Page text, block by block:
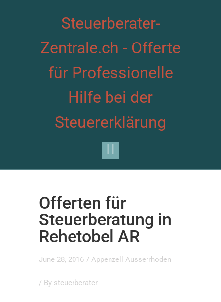
Steuerberater-
Zentrale.ch - Offerte
für Professionelle
Hilfe bei der
Steuererklärung
Offerten für
Steuerberatung in
Rehetobel AR
June 28, 2016 / Appenzell Ausserrhoden
/ By steuerberater